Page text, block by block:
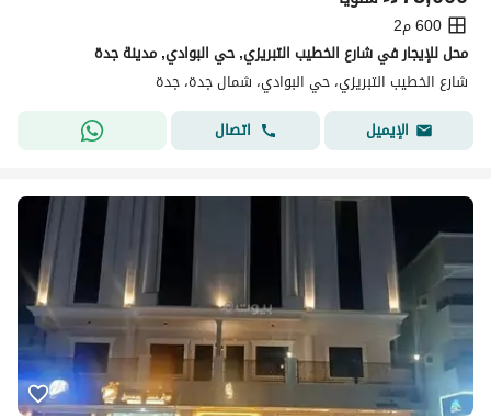
600 م2
محل للإيجار في شارع الخطيب التبريزي, حي البوادي, مدينة جدة
شارع الخطيب التبريزي، حي البوادي، شمال جدة، جدة
الإيميل
اتصال